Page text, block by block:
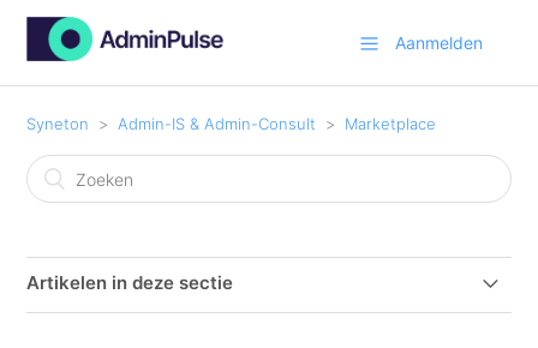
Aanmelden
Syneton Admin-IS & Admin-Consult Marketplace
Artikelen in deze sectie